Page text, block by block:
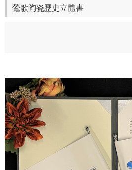
鶯歌陶瓷歷史立體書